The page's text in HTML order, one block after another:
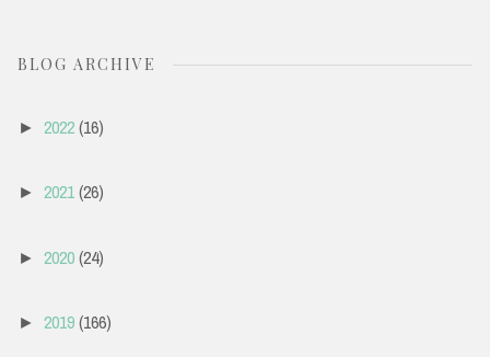
BLOG ARCHIVE
► 2022(16)
► 2021(26)
► 2020(24)
► 2019(166)